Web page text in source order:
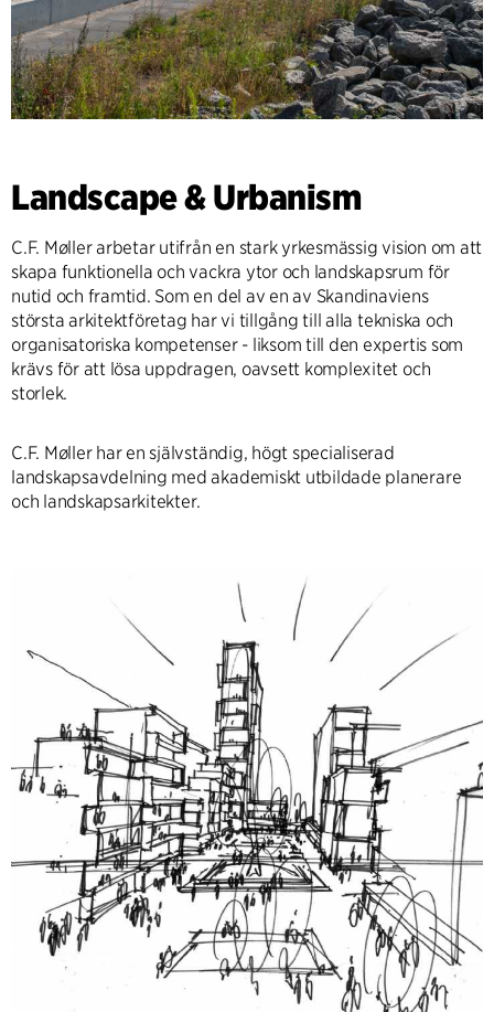
Landscape & Urbanism
C.F. Møller arbetar utifrån en stark yrkesmässig vision om att
skapa funktionella och vackra ytor och landskapsrum för
nutid och framtid. Som en del av en av Skandinaviens
största arkitektföretag har vi tillgång till alla tekniska och
organisatoriska kompetenser - liksom till den expertis som
krävs för att lösa uppdragen, oavsett komplexitet och
storlek.
C.F. Møller har en självständig, högt specialiserad
landskapsavdelning med akademiskt utbildade planerare
och landskapsarkitekter.